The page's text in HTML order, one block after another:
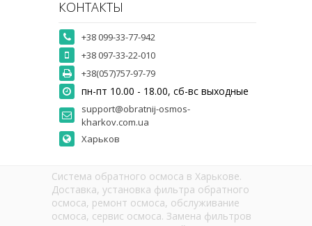
КОНТАКТЫ
+38 099-33-77-942
+38 097-33-22-010
+38(057)757-97-79
пн-пт 10.00 - 18.00, сб-вс выходные
support@obratnij-osmos-
kharkov.com.ua
Харьков
Система обратного осмоса в Харькове.
Доставка, установка фильтра обратного
осмоса, ремонт осмоса, обслуживание
осмоса, сервис осмоса. Замена фильтров